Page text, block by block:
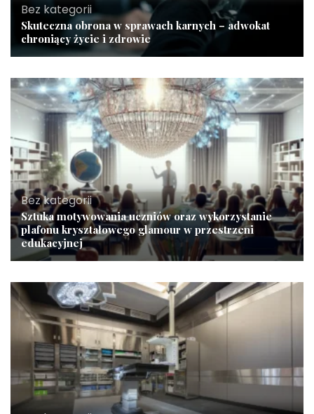
Bez kategorii
Skuteczna obrona w sprawach karnych – adwokat
chroniący życie i zdrowie
Bez kategorii
Sztuka motywowania uczniów oraz wykorzystanie
plafonu kryształowego glamour w przestrzeni
edukacyjnej